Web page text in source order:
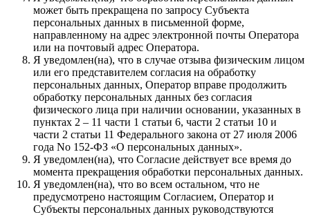
может быть прекращена по запросу Субъекта
персональных данных в письменной форме,
направленному на адрес электронной почты Оператора
или на почтовый адрес Оператора.
Я уведомлен(на), что в случае отзыва физическим лицом
или его представителем согласия на обработку
персональных данных, Оператор вправе продолжить
обработку персональных данных без согласия
физического лица при наличии основании, указанных в
пунктах 2 – 11 части 1 статьи 6, части 2 статьи 10 и
части 2 статьи 11 Федерального закона от 27 июля 2006
года No 152-ФЗ «О персональных данных».
Я уведомлен(на), что Согласие действует все время до
момента прекращения обработки персональных данных.
Я уведомлен(на), что во всем остальном, что не
предусмотрено настоящим Согласием, Оператор и
Субъекты персональных данных руководствуются